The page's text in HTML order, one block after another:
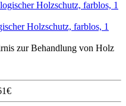
Holzschutz, farblos, 1
zur Behandlung von Holz